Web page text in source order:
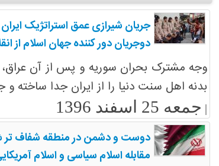
جریان شیرازی عمق استراتژیک ایران
دوجریان دور کننده جهان اسلام از
وجه مشترک بحران سوریه و پس از آن عراق،
بدنه اهل سنت دنیا را از ایران جدا ساخته
جمعه 25 اسفند 1396
دوست و دشمن در منطقه شفاف تر
مقابله اسلام سیاسی و اسلام